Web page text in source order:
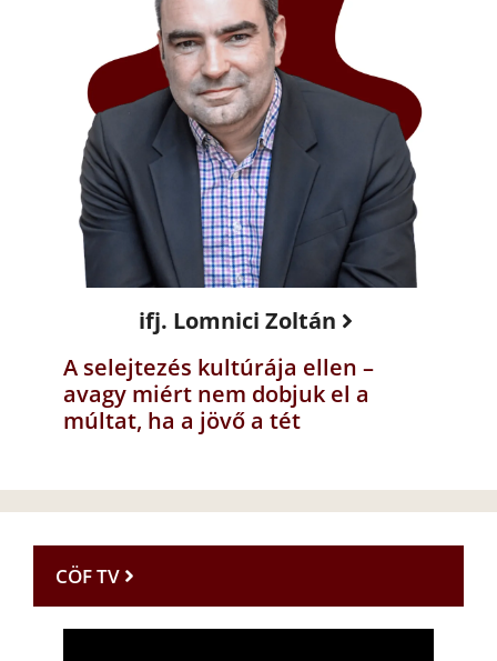
ifj. Lomnici Zoltán
A selejtezés kultúrája ellen –
avagy miért nem dobjuk el a
múltat, ha a jövő a tét
CÖF TV